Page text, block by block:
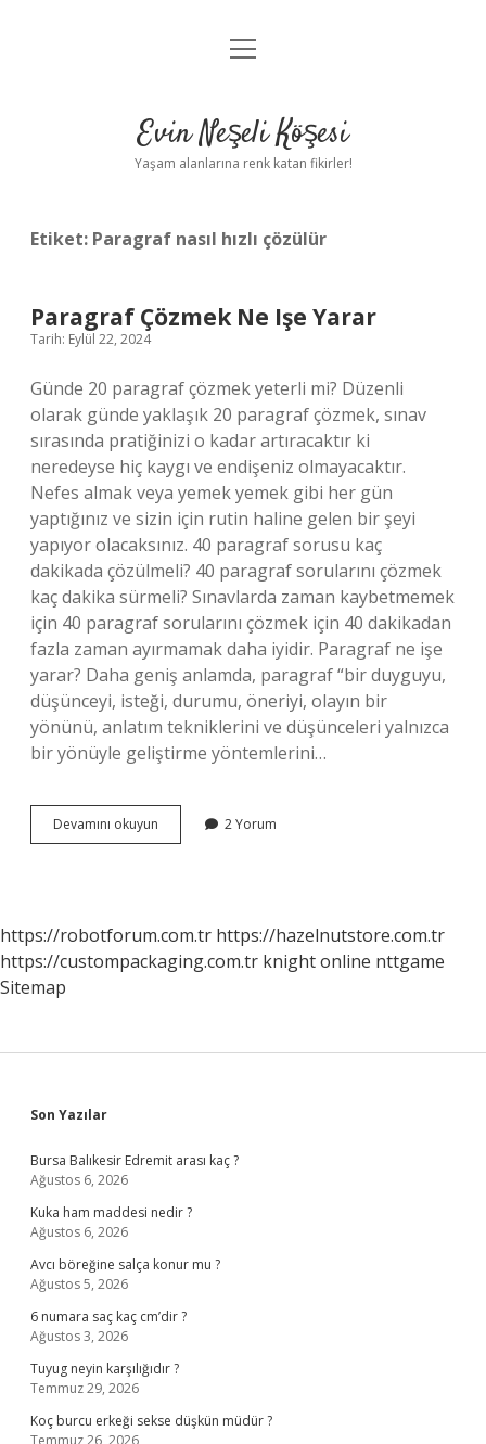
Anasayfa
Yasal Uyarı
menüyü
Evin Neşeli Köşesi
Yaşam alanlarına renk katan fikirler!
Etiket: Paragraf nasıl hızlı çözülür
Paragraf Çözmek Ne Işe Yarar
Tarih: Eylül 22, 2024
Günde 20 paragraf çözmek yeterli mi? Düzenli
olarak günde yaklaşık 20 paragraf çözmek, sınav
sırasında pratiğinizi o kadar artıracaktır ki
neredeyse hiç kaygı ve endişeniz olmayacaktır.
Nefes almak veya yemek yemek gibi her gün
yaptığınız ve sizin için rutin haline gelen bir şeyi
yapıyor olacaksınız. 40 paragraf sorusu kaç
dakikada çözülmeli? 40 paragraf sorularını çözmek
kaç dakika sürmeli? Sınavlarda zaman kaybetmemek
için 40 paragraf sorularını çözmek için 40 dakikadan
fazla zaman ayırmamak daha iyidir. Paragraf ne işe
yarar? Daha geniş anlamda, paragraf “bir duyguyu,
düşünceyi, isteği, durumu, öneriyi, olayın bir
yönünü, anlatım tekniklerini ve düşünceleri yalnızca
bir yönüyle geliştirme yöntemlerini…
Devamını okuyun Paragraf
Çözmek
2 Yorum
https://robotforum.com.tr https://hazelnutstore.com.tr
https://custompackaging.com.tr knight online nttgame
Sitemap
Sidebar
Son Yazılar
Bursa Balıkesir Edremit arası kaç ?
Ağustos 6, 2026
Kuka ham maddesi nedir ?
Ağustos 6, 2026
Avcı böreğine salça konur mu ?
Ağustos 5, 2026
6 numara saç kaç cm’dir ?
Ağustos 3, 2026
Tuyug neyin karşılığıdır ?
Temmuz 29, 2026
Koç burcu erkeği sekse düşkün müdür ?
Temmuz 26, 2026